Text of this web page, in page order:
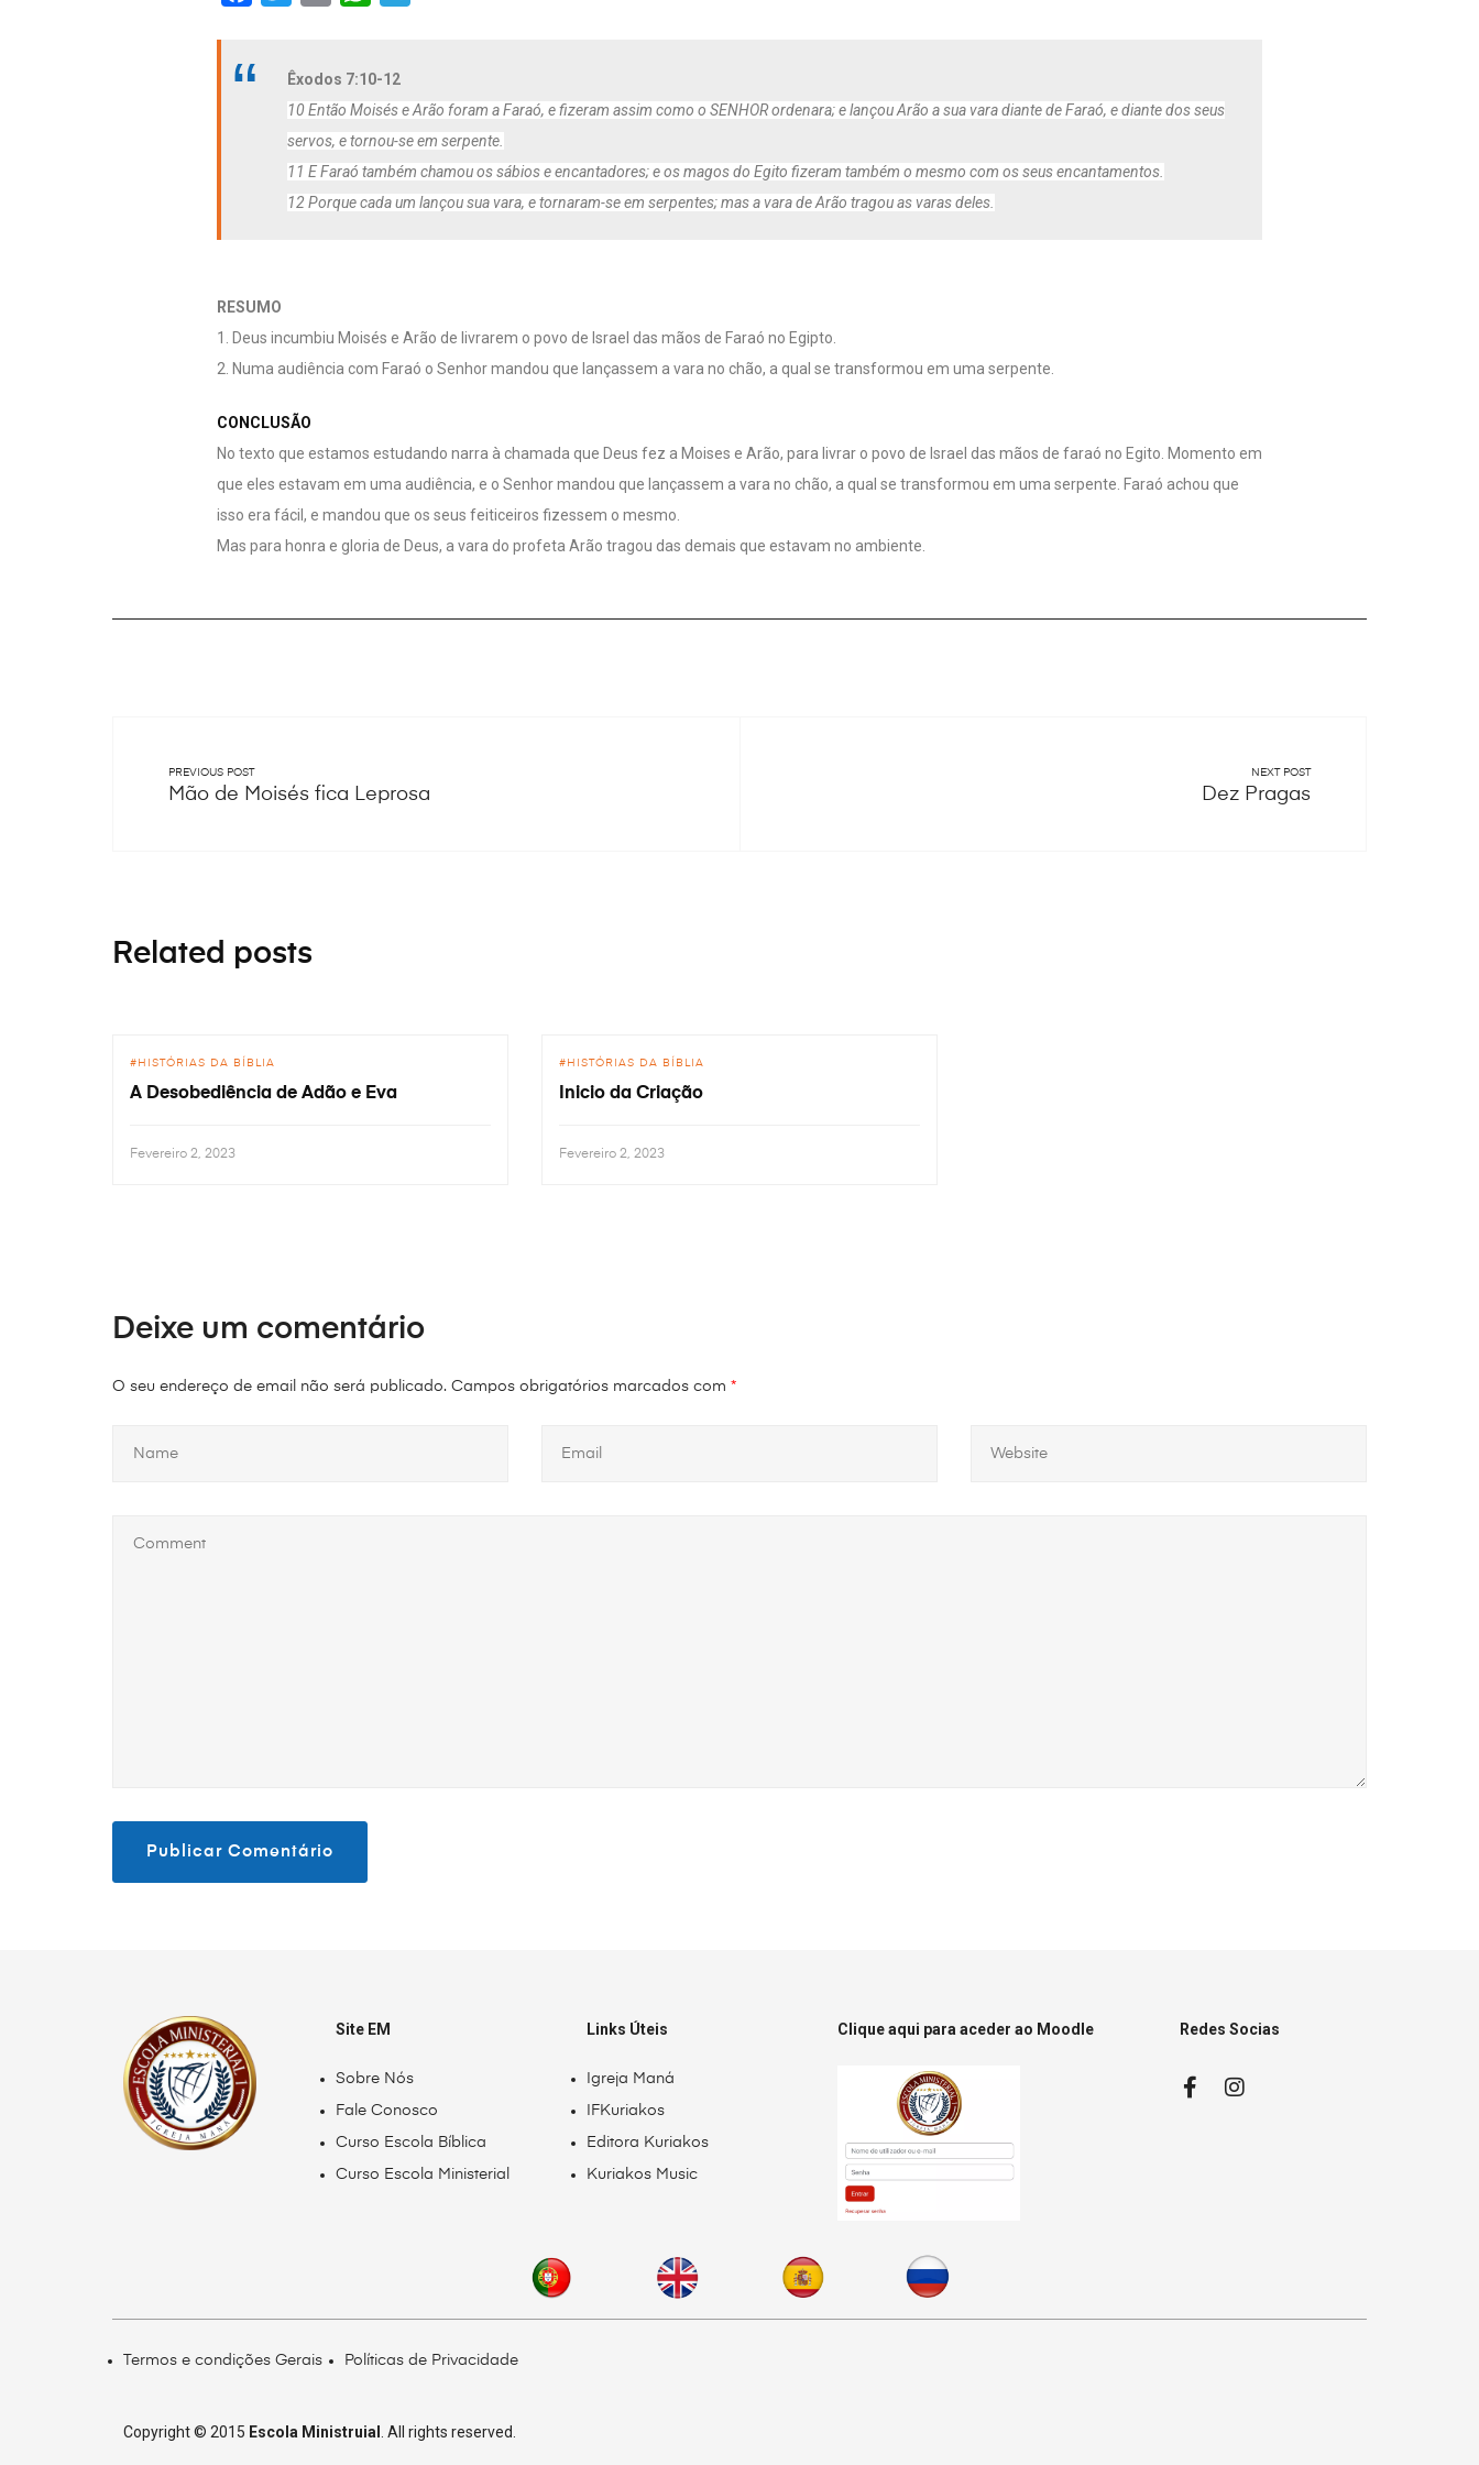
e
t
t
e
r
i
l
t
s
A
p
p
g
r
a
m
Êxodos 7:10-12
10 Então Moisés e Arão foram a Faraó, e fizeram assim como o SENHOR ordenara; e lançou Arão a sua vara diante de Faraó, e diante dos seus
servos, e tornou-se em serpente.
11 E Faraó também chamou os sábios e encantadores; e os magos do Egito fizeram também o mesmo com os seus encantamentos.
12 Porque cada um lançou sua vara, e tornaram-se em serpentes; mas a vara de Arão tragou as varas deles.
RESUMO
1. Deus incumbiu Moisés e Arão de livrarem o povo de Israel das mãos de Faraó no Egipto.
2. Numa audiência com Faraó o Senhor mandou que lançassem a vara no chão, a qual se transformou em uma serpente.
CONCLUSÃO
No texto que estamos estudando narra à chamada que Deus fez a Moises e Arão, para livrar o povo de Israel das mãos de faraó no Egito. Momento em
que eles estavam em uma audiência, e o Senhor mandou que lançassem a vara no chão, a qual se transformou em uma serpente. Faraó achou que
isso era fácil, e mandou que os seus feiticeiros fizessem o mesmo.
Mas para honra e gloria de Deus, a vara do profeta Arão tragou das demais que estavam no ambiente.
PREVIOUS POST
Mão de Moisés fica Leprosa
NEXT POST
Dez Pragas
Related posts
HISTÓRIAS DA BÍBLIA
A Desobediência de Adão e Eva
Fevereiro 2, 2023
HISTÓRIAS DA BÍBLIA
Inicio da Criação
Fevereiro 2, 2023
Deixe um comentário
O seu endereço de email não será publicado. Campos obrigatórios marcados com *
Site EM
Sobre Nós
Fale Conosco
Curso Escola Bíblica
Curso Escola Ministerial
Links Úteis
Igreja Maná
IFKuriakos
Editora Kuriakos
Kuriakos Music
Clique aqui para aceder ao Moodle Redes Socias
Termos e condições Gerais Políticas de Privacidade
Copyright © 2015 Escola Ministruial . All rights reserved.